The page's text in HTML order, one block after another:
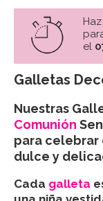
el
Galletas
Nuestras
Comunión
para celebrar
dulce y
Cada galleta